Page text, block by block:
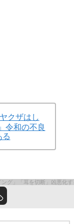
クザはし
令和の不良
る
グ」「耳を切断」凶悪化